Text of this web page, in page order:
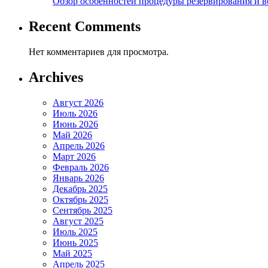
Recent Comments
Нет комментариев для просмотра.
Archives
Август 2026
Июль 2026
Июнь 2026
Май 2026
Апрель 2026
Март 2026
Февраль 2026
Январь 2026
Декабрь 2025
Октябрь 2025
Сентябрь 2025
Август 2025
Июль 2025
Июнь 2025
Май 2025
Апрель 2025